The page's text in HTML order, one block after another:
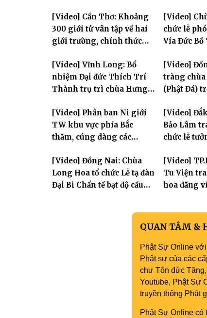
[Video] Cần Thơ: Khoảng
300 giới tử vân tập về hai
giới trường, chính thức
đàn Bửu Lai PL.2570
[Video]
chức lễ
Vía Đức Bồ
[Video] Vĩnh Long: Bổ
nhiệm Đại đức Thích Trí
Thành trụ trì chùa Hưng
[Video]
tràng
(Phật Đá)
Hòa
Sanh lần
[Video] Phân ban Ni giới
TW khu vực phía Bắc
thăm, cúng dàng các
Yên và thành phố Hải
Phòng
[Video]
Bảo Lâm
chức lễ
thành đạo
bảo
[Video] Đồng Nai: Chùa
Long Hoa tổ chức Lễ tạ đàn
Đại Bi Chẩn tế bạt độ cầu
[Video]
Tu Viện
hoa đăng
QUAN TÂM &
Phật Sự Online
Phật sự của các
chư Tôn đức
Youtube, Phật Sự
truyền thông Phật
Phật Sự Online có